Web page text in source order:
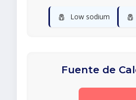
🧂 Low sodium 🧂
Fuente de